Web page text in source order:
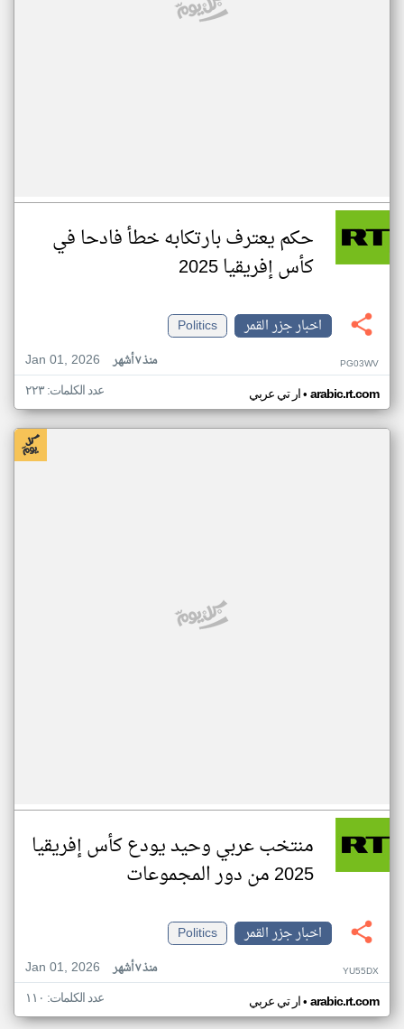
حكم يعترف بارتكابه خطأ فادحا في
كأس إفريقيا 2025
اخبار جزر القمر
Politics
Jan 01, 2026
منذ ٧ أشهر PG03WV
ار تي عربي• arabic.rt.com عدد الكلمات: ٢٢٣
منتخب عربي وحيد يودع كأس إفريقيا
2025 من دور المجموعات
اخبار جزر القمر
Politics
Jan 01, 2026
منذ ٧ أشهر YU55DX
ار تي عربي• arabic.rt.com عدد الكلمات: ١١٠